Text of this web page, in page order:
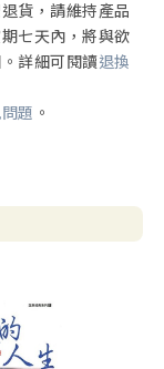
貨，請維持產品
七天內，將與欲
詳細可閱讀退換
題 。